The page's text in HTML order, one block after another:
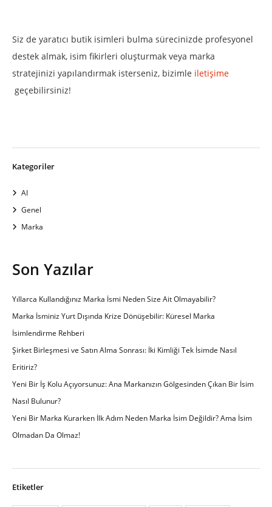
Siz de yaratıcı butik isimleri bulma sürecinizde profesyonel
destek almak, isim fikirleri oluşturmak veya marka
stratejinizi yapılandırmak isterseniz, bizimle iletişime
geçebilirsiniz!
Kategoriler
AI
Genel
Marka
Son Yazılar
Yıllarca Kullandığınız Marka İsmi Neden Size Ait Olmayabilir?
Marka İsminiz Yurt Dışında Krize Dönüşebilir: Küresel Marka
İsimlendirme Rehberi
Şirket Birleşmesi ve Satın Alma Sonrası: İki Kimliği Tek İsimde Nasıl
Eritiriz?
Yeni Bir İş Kolu Açıyorsunuz: Ana Markanızın Gölgesinden Çıkan Bir İsim
Nasıl Bulunur?
Yeni Bir Marka Kurarken İlk Adım Neden Marka İsim Değildir? Ama İsim
Olmadan Da Olmaz!
Etiketler